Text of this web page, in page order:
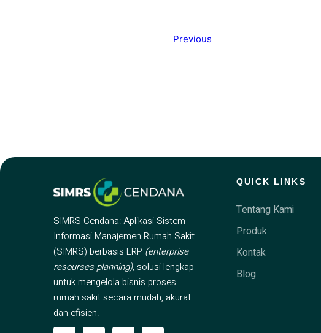
Previous
SIMRS Cendana: Aplikasi Sistem
Informasi Manajemen Rumah Sakit
(SIMRS) berbasis ERP (enterprise
resourses planning), solusi lengkap
untuk mengelola bisnis proses
rumah sakit secara mudah, akurat
dan efisien.
QUICK LINKS
Tentang Kami
Produk
Kontak
Blog